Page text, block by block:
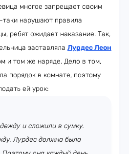
многое запрещает своим
нарушают правила
ребят ожидает наказание. Так,
заставляла Лурдес Леон
и том же наряде. Дело в том,
порядок в комнате, поэтому
ей урок:
и сложили в сумку.
Лурдес должна была